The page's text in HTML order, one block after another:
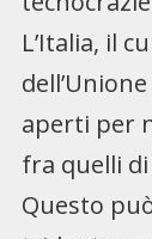
L’Italia, il
aperti per
fra quelli di
Questo